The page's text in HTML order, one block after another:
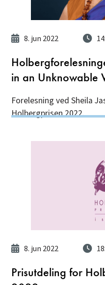
8. jun 2022
in an Unknowable
Forelesning ved Sheila
Holbergprisen 2022.
8. jun 2022
Prisutdeling for